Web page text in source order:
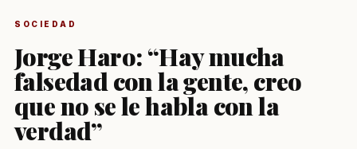
SOCIEDAD
Jorge Haro: “Hay mucha
falsedad con la gente, creo
que no se le habla con la
verdad”